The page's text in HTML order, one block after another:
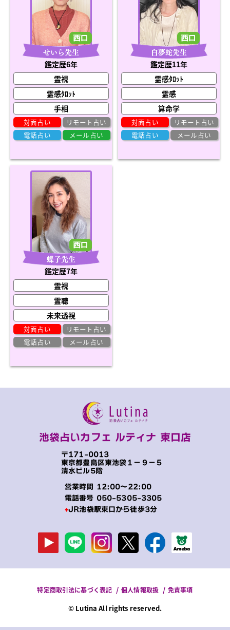
せいら先生
鑑定歴6年
霊視
霊感ﾀﾛｯﾄ
手相
対面占い
リモート占い
電話占い
メール占い
白夢蛇先生
鑑定歴11年
霊感ﾀﾛｯﾄ
霊感
算命学
対面占い
リモート占い
電話占い
メール占い
蝶子先生
鑑定歴7年
霊視
霊聴
未来透視
対面占い
リモート占い
電話占い
メール占い
池袋占いカフェ ルティナ 東口店
〒171-0013
東京都豊島区東池袋１−９−５
清水ビル5階
営業時間 12:00～22:00
電話番号 050-5305-3305
♦JR池袋駅東口から徒歩3分
特定商取引法に基づく表記 個人情報取扱 免責事項
© Lutina All rights reserved.